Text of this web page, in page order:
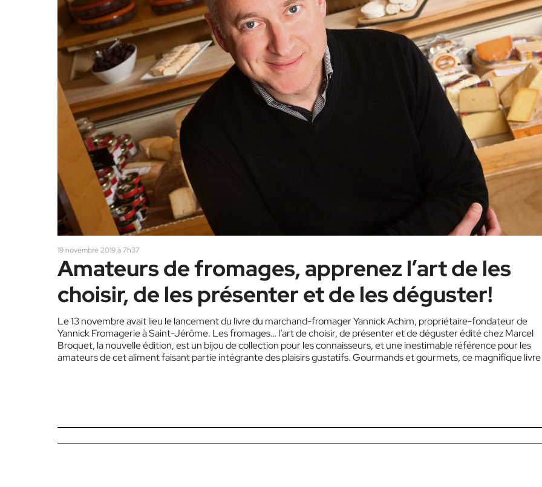
19 novembre 2019 à 7h37
Amateurs de fromages, apprenez l’art de les
choisir, de les présenter et de les déguster!
Le 13 novembre avait lieu le lancement du livre du marchand-fromager Yannick Achim, propriétaire-fondateur de
Yannick Fromagerie à Saint-Jérôme. Les fromages… l’art de choisir, de présenter et de déguster édité chez Marcel
Broquet, la nouvelle édition, est un bijou de collection pour les connaisseurs, et une inestimable référence pour les
amateurs de cet aliment faisant partie intégrante des plaisirs gustatifs. Gourmands et gourmets, ce magnifique livre